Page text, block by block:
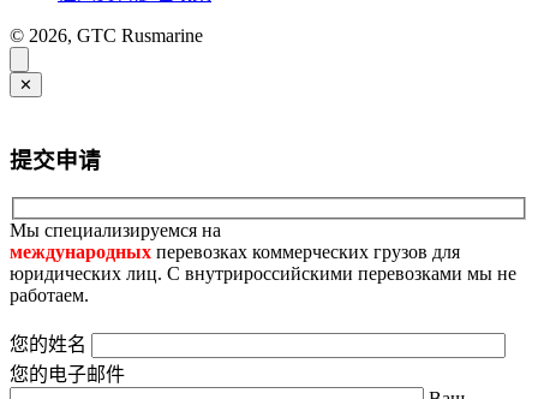
© 2026, GTC Rusmarine
✕
提交申请
Мы специализируемся на
международных перевозках коммерческих грузов для
юридических лиц. С внутрироссийскими перевозками мы не
работаем.
您的姓名
您的电子邮件